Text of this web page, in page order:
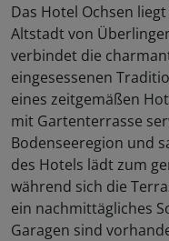
Das Hotel Ochsen
Altstadt von
verbindet die
eingesessenen
eines zeitgemäßen
mit Gartenterrasse
Bodenseeregion und
des Hotels lädt zum
während sich die
ein nachmittägliches
Garagen sind